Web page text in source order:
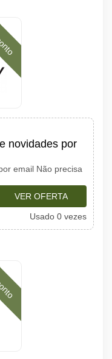
novidades por
email Não precisa
VER OFERTA
Usado 0 vezes